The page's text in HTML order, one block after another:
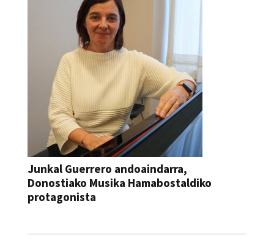
Junkal Guerrero andoaindarra,
Donostiako Musika Hamabostaldiko
protagonista